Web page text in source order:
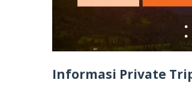
Informasi Private